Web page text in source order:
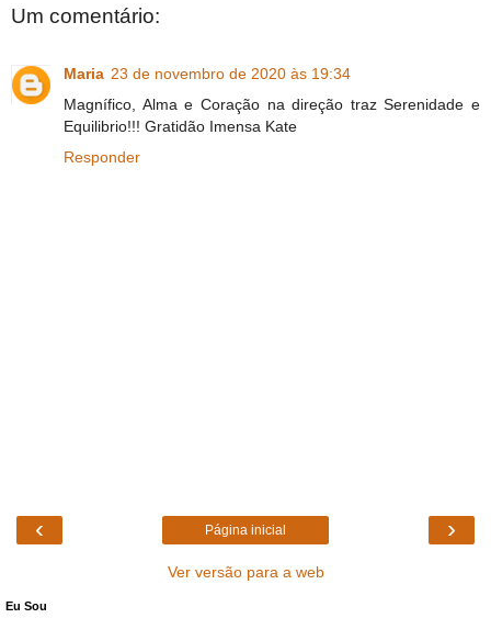
Um comentário:
Maria 23 de novembro de 2020 às 19:34
Magnífico, Alma e Coração na direção traz Serenidade e
Equilibrio!!! Gratidão Imensa Kate
Responder
‹ ›
Página inicial
Ver versão para a web
Eu Sou